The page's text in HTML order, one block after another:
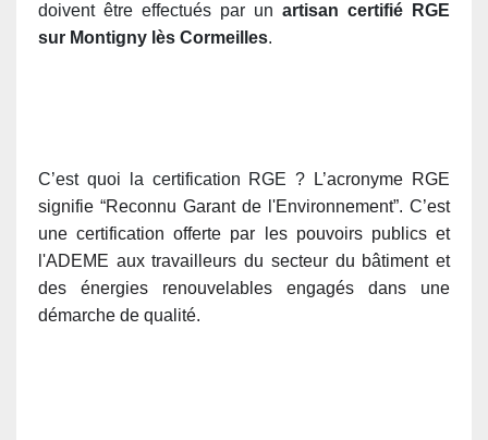
doivent être effectués par un artisan certifié RGE
sur Montigny lès Cormeilles.
C’est quoi la certification RGE ?
L’acronyme RGE
signifie “Reconnu Garant de l'Environnement”. C’est
une certification offerte par les pouvoirs publics et
l'ADEME aux travailleurs du secteur du bâtiment et
des énergies renouvelables engagés dans une
démarche de qualité.